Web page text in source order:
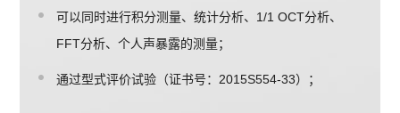
可以同时进行积分测量、统计分析、1/1 OCT分析、
FFT分析、个人声暴露的测量；
通过型式评价试验（证书号：2015S554-33）；